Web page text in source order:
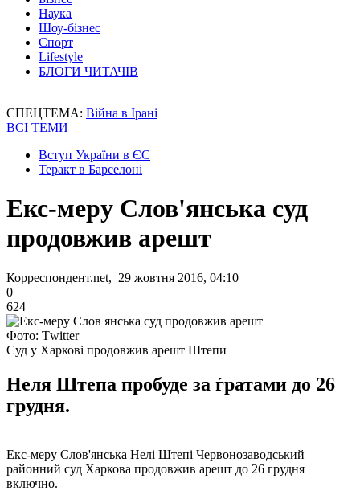
Наука
Шоу-бізнес
Спорт
Lifestyle
БЛОГИ ЧИТАЧІВ
СПЕЦТЕМА: Війна в Ірані
ВСІ ТЕМИ
Вступ України в ЄС
Теракт в Барселоні
Екс-меру Слов'янська суд
продовжив арешт
Корреспондент.net, 29 жовтня 2016, 04:10
0
624
Фото: Тwitter
Суд у Харкові продовжив арешт Штепи
Неля Штепа пробуде за ѓратами до 26
грудня.
Екс-меру Слов'янська Нелі Штепі Червонозаводський
районний суд Харкова продовжив арешт до 26 грудня
включно.